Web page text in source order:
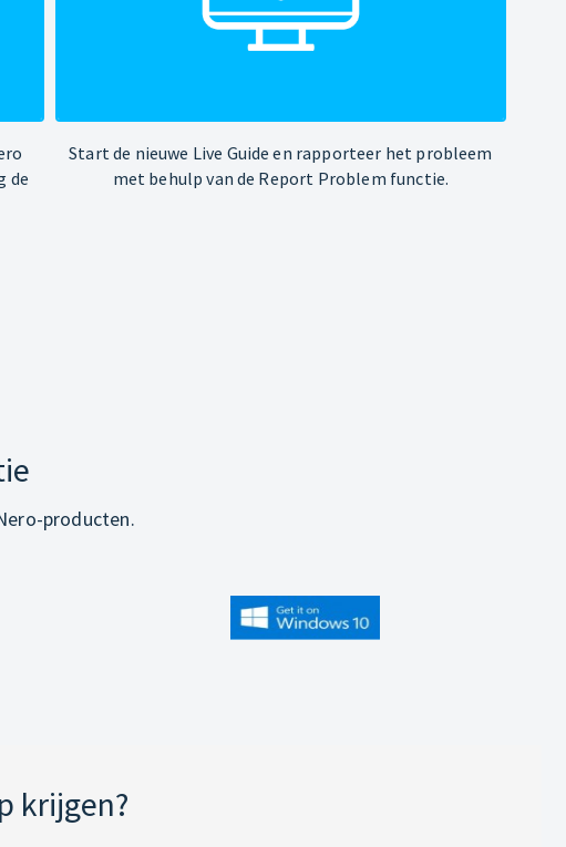
de
Start de nieuwe Live Guide en rapporteer het probleem
met behulp van de Report Problem functie.
producten.
krijgen?